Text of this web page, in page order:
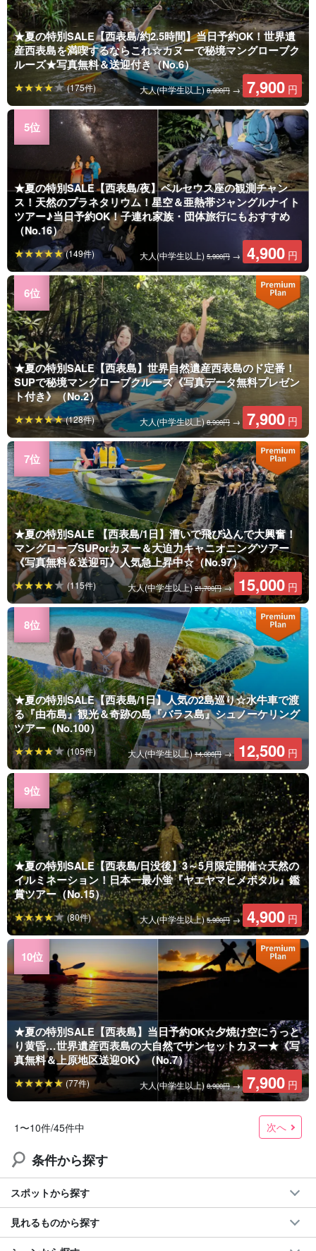
★夏の特別SALE【西表島/約2.5時間】当日予約OK！世界遺
産西表島を満喫するならこれ☆カヌーで秘境マングローブク
ルーズ★写真無料＆送迎付き（No.6）
大人(中学生以上)8,900円 → 7,900 円
(175件)
★夏の特別SALE【西表島/夜】ペルセウス座の観測チャン
ス！天然のプラネタリウム！星空＆亜熱帯ジャングルナイト
ツアー♪当日予約OK！子連れ家族・団体旅行にもおすすめ
（No.16）
大人(中学生以上) 5,900円 → 4,900 円
(149件)
★夏の特別SALE【西表島】世界自然遺産西表島のド定番！
SUPで秘境マングローブクルーズ《写真データ無料プレゼン
ト付き》（No.2）
大人(中学生以上)8,900円 → 7,900 円
(128件)
★夏の特別SALE 【西表島/1日】漕いで飛び込んで大興奮！
マングローブSUPorカヌー＆大迫力キャニオニングツアー
《写真無料＆送迎可》人気急上昇中☆（No.97）
大人(中学生以上)21,700円→ 15,000 円
(115件)
★夏の特別SALE【西表島/1日】人気の2島巡り☆水牛車で渡
る『由布島』観光＆奇跡の島『バラス島』シュノーケリング
ツアー（No.100）
大人(中学生以上)14,000円→ 12,500 円
(105件)
★夏の特別SALE【西表島/日没後】3～5月限定開催☆天然の
イルミネーション！日本一最小蛍『ヤエヤマヒメボタル』鑑
賞ツアー（No.15）
大人(中学生以上)5,900円→ 4,900 円
(80件)
★夏の特別SALE【西表島】当日予約OK☆夕焼け空にうっと
り黄昏…世界遺産西表島の大自然でサンセットカヌー★《写
真無料＆上原地区送迎OK》（No.7）
大人(中学生以上) 8,900円→ 7,900 円
(77件)
1〜10件/45件中 次へ
条件から探す
スポットから探す
見れるものから探す